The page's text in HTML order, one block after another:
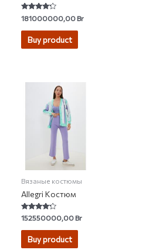
Rated
4.00
out of 5
181000000,00Br
Buy product
Вязаные костюмы
Allegri Костюм
Rated
4.00
out of 5
152550000,00Br
Buy product